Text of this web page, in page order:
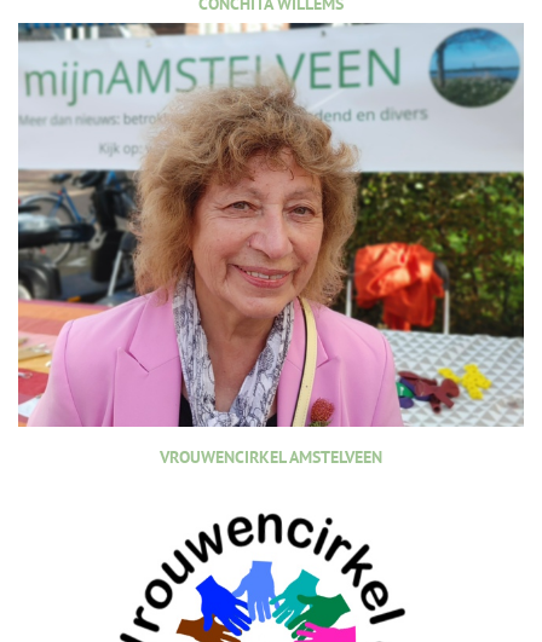
VROUWENCIRKEL AMSTELVEEN